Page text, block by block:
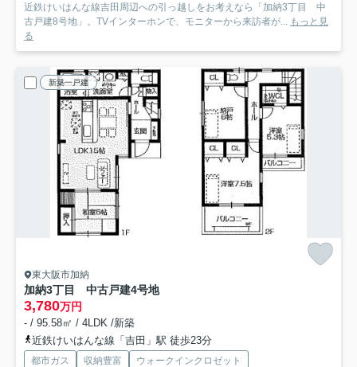
近鉄けいはんな線吉田周辺への引っ越しをお考えなら「加納3丁目 中
古戸建8号地」。TVインターホンで、モニターから来訪者が...
もっと見
る
新築一戸建
東大阪市加納
加納3丁目 中古戸建4号地
3,780万円
- / 95.58㎡ / 4LDK /新築
近鉄けいはんな線「吉田」駅 徒歩23分
都市ガス 収納豊富
ウォークインクロゼット